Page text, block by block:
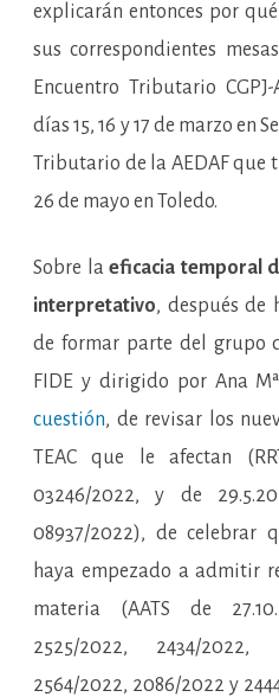
explicarán entonces por
sus correspondientes
Encuentro Tributario
días 15, 16 y 17 de marzo en
Tributario de la AEDAF que
26 de mayo en Toledo.
Sobre la eficacia temporal
interpretativo, después de
de formar parte del grupo
FIDE y dirigido por Ana
cuestión, de revisar los
TEAC que le afectan
03246/2022, y de
08937/2022), de celebrar
haya empezado a admitir
materia (AATS de
2525/2022, 2434/2022,
2564/2022, 2086/2022 y